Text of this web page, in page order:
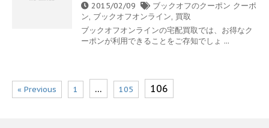
2015/02/09 ブックオフのクーポン クーポ
ン, ブックオフオンライン, 買取
ブックオフオンラインの宅配買取では、お得なク
ーポンが利用できることをご存知でしょ ...
« Previous 1 … 105 106